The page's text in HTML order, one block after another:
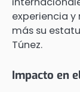
experiencia
más su
Túnez.
Impacto en